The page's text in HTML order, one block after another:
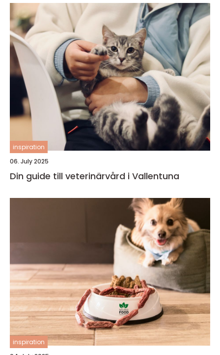
inspiration
06. July 2025
Din guide till veterinärvård i Vallentuna
inspiration